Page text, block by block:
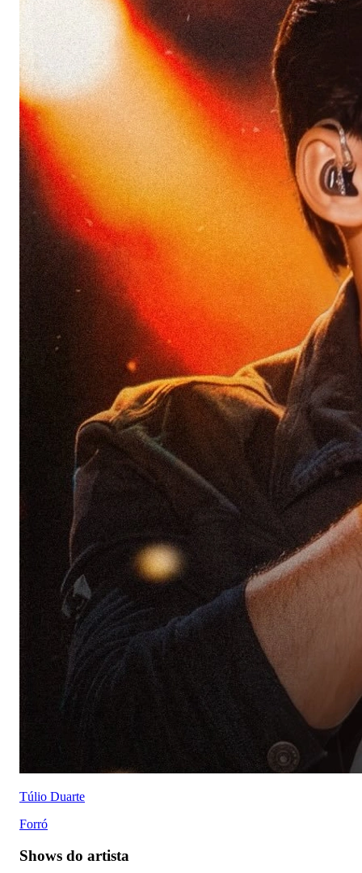
Túlio Duarte
Forró
Shows do artista